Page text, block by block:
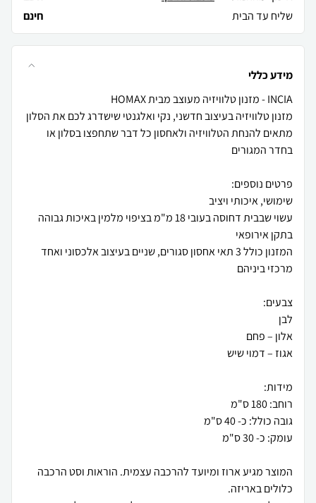
שליח עד הבית חינם
מידע כללי
מתאים להנחת הטלוויזיה ולאחסון כל דבר שתחפצו בסלון או
עשוי שבבית דחוסה בעובי 18 מ"מ בציפוי מלמין באיכות גבוהה
המזנון כולל 3 תאי אחסון סגורים, שניים בעיצוב אלכסוני ואחד
המוצר מגיע ארוז ומיועד להרכבה עצמית. הוראות וסט הרכבה